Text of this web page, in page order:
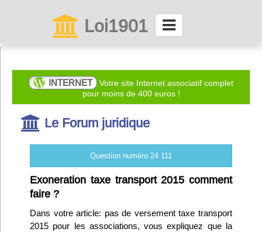
Loi1901
Connexion
Abonnez-vous à LettrAsso
Menu général
ServiceAsso
Partager
INTERNET
Votre site Internet associatif complet
pour moins de 400 euros !
Le Forum juridique
Question numéro 24 111
Exoneration taxe transport 2015 comment
faire ?
Dans votre article: pas de versement taxe transport
2015 pour les associations, vous expliquez que la